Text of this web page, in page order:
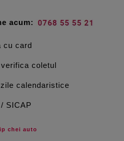
acum:
cu card
coletul
calendaristice
SICAP
chei auto